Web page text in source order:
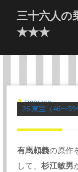
三十六人
★★★
26.東宝（46〜59
tigerace
有馬頼義の原作
して、杉江敏男